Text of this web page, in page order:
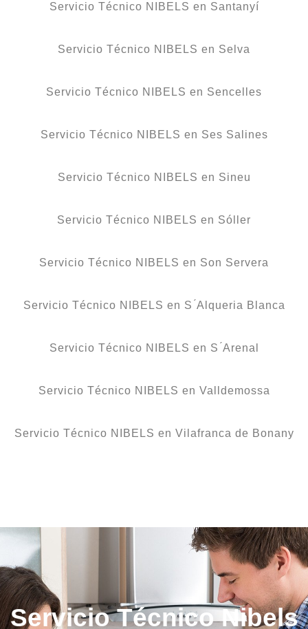
Servicio Técnico NIBELS en Santanyí
Servicio Técnico NIBELS en Selva
Servicio Técnico NIBELS en Sencelles
Servicio Técnico NIBELS en Ses Salines
Servicio Técnico NIBELS en Sineu
Servicio Técnico NIBELS en Sóller
Servicio Técnico NIBELS en Son Servera
Servicio Técnico NIBELS en S ́Alqueria Blanca
Servicio Técnico NIBELS en S ́Arenal
Servicio Técnico NIBELS en Valldemossa
Servicio Técnico NIBELS en Vilafranca de Bonany
Servicio Técnico Nibels